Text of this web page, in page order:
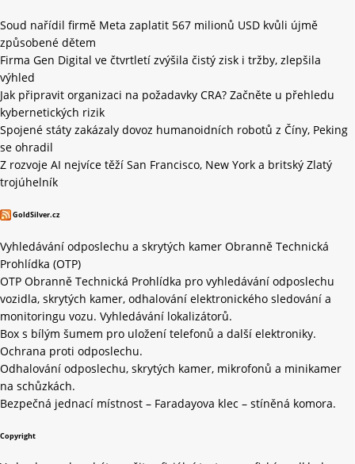
Soud nařídil firmě Meta zaplatit 567 milionů USD kvůli újmě
způsobené dětem
Firma Gen Digital ve čtvrtletí zvýšila čistý zisk i tržby, zlepšila
výhled
Jak připravit organizaci na požadavky CRA? Začněte u přehledu
kybernetických rizik
Spojené státy zakázaly dovoz humanoidních robotů z Číny, Peking
se ohradil
Z rozvoje AI nejvíce těží San Francisco, New York a britský Zlatý
trojúhelník
GoldSilver.cz
Vyhledávání odposlechu a skrytých kamer Obranně Technická
Prohlídka (OTP)
OTP Obranně Technická Prohlídka pro vyhledávání odposlechu
vozidla, skrytých kamer, odhalování elektronického sledování a
monitoringu vozu. Vyhledávání lokalizátorů.
Box s bílým šumem pro uložení telefonů a další elektroniky.
Ochrana proti odposlechu.
Odhalování odposlechu, skrytých kamer, mikrofonů a minikamer
na schůzkách.
Bezpečná jednací místnost – Faradayova klec – stíněná komora.
Copyright